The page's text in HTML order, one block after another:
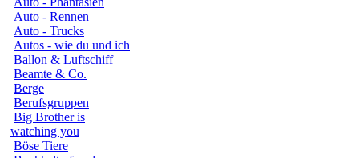
Auto - Rennen
Auto - Trucks
Autos - wie du und ich
Ballon & Luftschiff
Beamte & Co.
Berge
Berufsgruppen
Big Brother is
watching you
Böse Tiere